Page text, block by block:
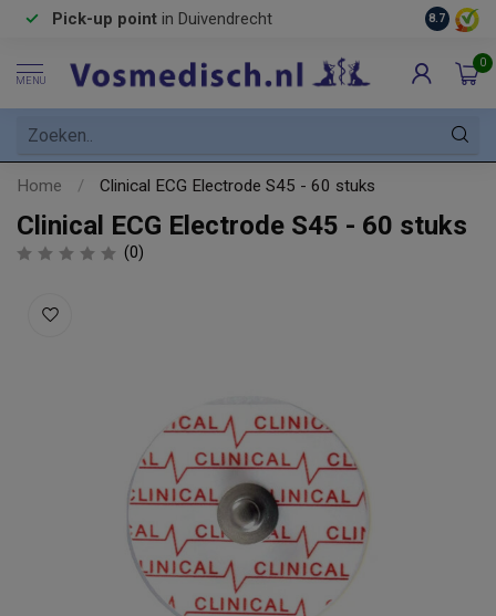
Pick-up point in Duivendrecht 8.7
MENU
0
Home / Clinical ECG Electrode S45 - 60 stuks
Clinical ECG Electrode S45 - 60 stuks
(0)